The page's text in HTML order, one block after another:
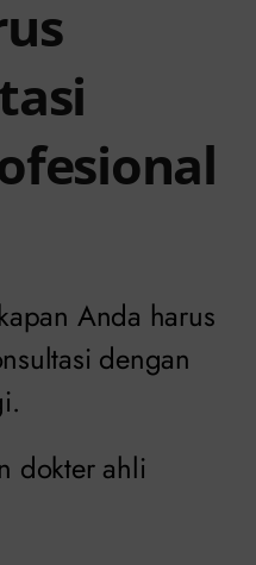
Anda harus
dengan
dokter ahli